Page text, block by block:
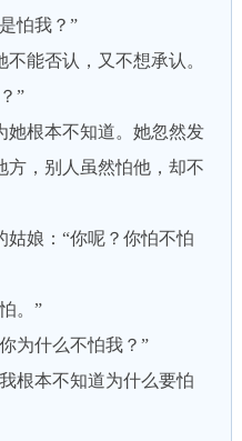
怕我？”
能否认，又不想承认。
”
根本不知道。她忽然发
方，别人虽然怕他，却不
娘：“你呢？你怕不怕
。”
什么不怕我？”
本不知道为什么要怕